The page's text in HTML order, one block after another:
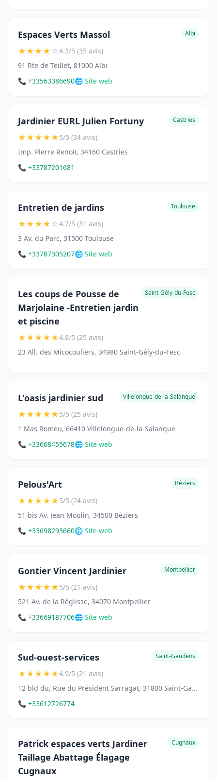
Espaces Verts Massol Albi
★★★★☆4.3/5 (35 avis)
91 Rte de Teillet, 81000 Albi
📞 +33563386690🌐 Site web
Jardinier EURL Julien Fortuny Castries
★★★★★5/5 (34 avis)
Imp. Pierre Renoir, 34160 Castries
📞 +33787201681
Entretien de jardins Toulouse
★★★★☆4.7/5 (31 avis)
3 Av. du Parc, 31500 Toulouse
📞 +33787305207🌐 Site web
Les coups de Pousse de
Marjolaine -Entretien jardin
et piscine
Saint-Gély-du-Fesc
★★★★★4.8/5 (25 avis)
23 All. des Micocouliers, 34980 Saint-Gély-du-Fesc
L'oasis jardinier sud Villelongue-de-la-Salanque
★★★★★5/5 (25 avis)
1 Mas Romeu, 66410 Villelongue-de-la-Salanque
📞 +33668455678🌐 Site web
Pelous'Art Béziers
★★★★★5/5 (24 avis)
51 bis Av. Jean Moulin, 34500 Béziers
📞 +33698293660🌐 Site web
Gontier Vincent Jardinier Montpellier
★★★★★5/5 (21 avis)
521 Av. de la Réglisse, 34070 Montpellier
📞 +33669187706🌐 Site web
Sud-ouest-services Saint-Gaudens
★★★★★4.9/5 (21 avis)
12 bld du, Rue du Président Sarragat, 31800 Saint-Gaudens
📞 +33612726774
Patrick espaces verts Jardiner
Taillage Abattage Élagage
Cugnaux
Cugnaux